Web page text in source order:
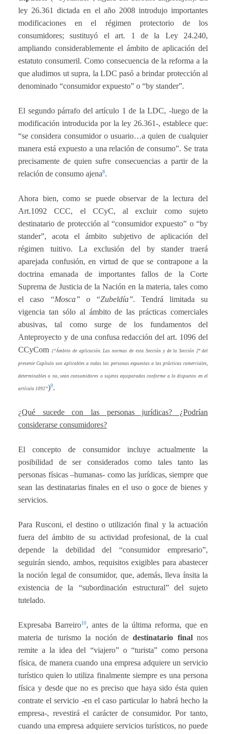
ley 26.361 dictada en el año 2008 introdujo importantes
modificaciones en el régimen protectorio de los
consumidores; sustituyó el art. 1 de la Ley 24.240,
ampliando considerablemente el ámbito de aplicación del
estatuto consumeril. Como consecuencia de la reforma a la
que aludimos ut supra, la LDC pasó a brindar protección al
denominado “consumidor expuesto” o “by stander”.
El segundo párrafo del artículo 1 de la LDC, -luego de la
modificación introducida por la ley 26.361-, establece que:
“se considera consumidor o usuario…a quien de cualquier
manera está expuesto a una relación de consumo”. Se trata
precisamente de quien sufre consecuencias a partir de la
relación de consumo ajena8.
Ahora bien, como se puede observar de la lectura del
Art.1092 CCC, el CCyC, al excluir como sujeto
destinatario de protección al “consumidor expuesto” o “by
stander”, acota el ámbito subjetivo de aplicación del
régimen tuitivo. La exclusión del by stander traerá
aparejada confusión, en virtud de que se contrapone a la
doctrina emanada de importantes fallos de la Corte
Suprema de Justicia de la Nación en la materia, tales como
el caso
“Mosca” o “Zubeldía”. Tendrá limitada su
vigencia tan sólo al ámbito de las prácticas comerciales
abusivas, tal como surge de los fundamentos del
Anteproyecto y de una confusa redacción del art. 1096 del
CCyCom (“Ámbito de aplicación. Las normas de esta Sección y de la Sección 2ª del
presente Capítulo son aplicables a todas las personas expuestas a las prácticas comerciales,
determinables o no, sean consumidores o sujetos equiparados conforme a lo dispuesto en el
artículo 1092”)9.
¿Qué sucede con las personas jurídicas? ¿Podrían
considerarse consumidores?
El concepto de consumidor incluye actualmente la
posibilidad de ser considerados como tales tanto las
personas físicas –humanas- como las jurídicas, siempre que
sean las destinatarias finales en el uso o goce de bienes y
servicios.
Para Rusconi, el destino o utilización final y la actuación
fuera del ámbito de su actividad profesional, de la cual
depende la debilidad del “consumidor empresario”,
seguirán siendo, ambos, requisitos exigibles para abastecer
la noción legal de consumidor, que, además, lleva ínsita la
existencia de la “subordinación estructural” del sujeto
tutelado.
Expresaba Barreiro10, antes de la última reforma, que en
materia de turismo la noción dedestinatario final nos
remite a la idea del “viajero” o “turista” como persona
física, de manera cuando una empresa adquiere un servicio
turístico quien lo utiliza finalmente siempre es una persona
física y desde que no es preciso que haya sido ésta quien
contrate el servicio -en el caso particular lo habrá hecho la
empresa-, revestirá el carácter de consumidor. Por tanto,
cuando una empresa adquiere servicios turísticos, no puede